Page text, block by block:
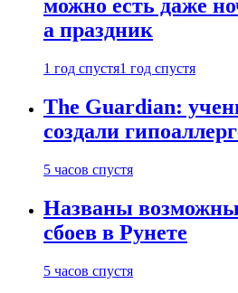
можно есть даже
а праздник
1 год спустя1 год спустя
The Guardian:
создали
5 часов спустя
Названы
сбоев в Рунете
5 часов спустя